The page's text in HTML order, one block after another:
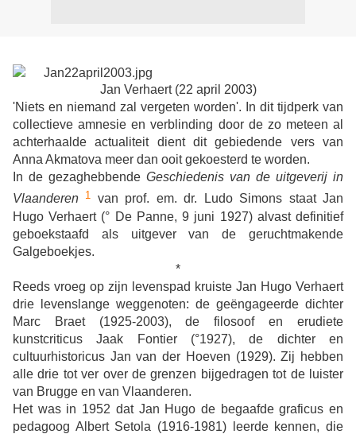
Jan Verhaert (22 april 2003)
'Niets en niemand zal vergeten worden'. In dit tijdperk van
collectieve amnesie en verblinding door de zo meteen al
achterhaalde actualiteit dient dit gebiedende vers van
Anna Akmatova meer dan ooit gekoesterd te worden.
In de gezaghebbende Geschiedenis van de uitgeverij in
Vlaanderen 1
van prof. em. dr. Ludo Simons staat Jan
Hugo Verhaert (° De Panne, 9 juni 1927) alvast definitief
geboekstaafd als uitgever van de geruchtmakende
Galgeboekjes.
*
Reeds vroeg op zijn levenspad kruiste Jan Hugo Verhaert
drie levenslange weggenoten: de geëngageerde dichter
Marc Braet (1925-2003), de filosoof en erudiete
kunstcriticus Jaak Fontier (°1927), de dichter en
cultuurhistoricus Jan van der Hoeven (1929). Zij hebben
alle drie tot ver over de grenzen bijgedragen tot de luister
van Brugge en van Vlaanderen.
Het was in 1952 dat Jan Hugo de begaafde graficus en
pedagoog Albert Setola (1916-1981) leerde kennen, die